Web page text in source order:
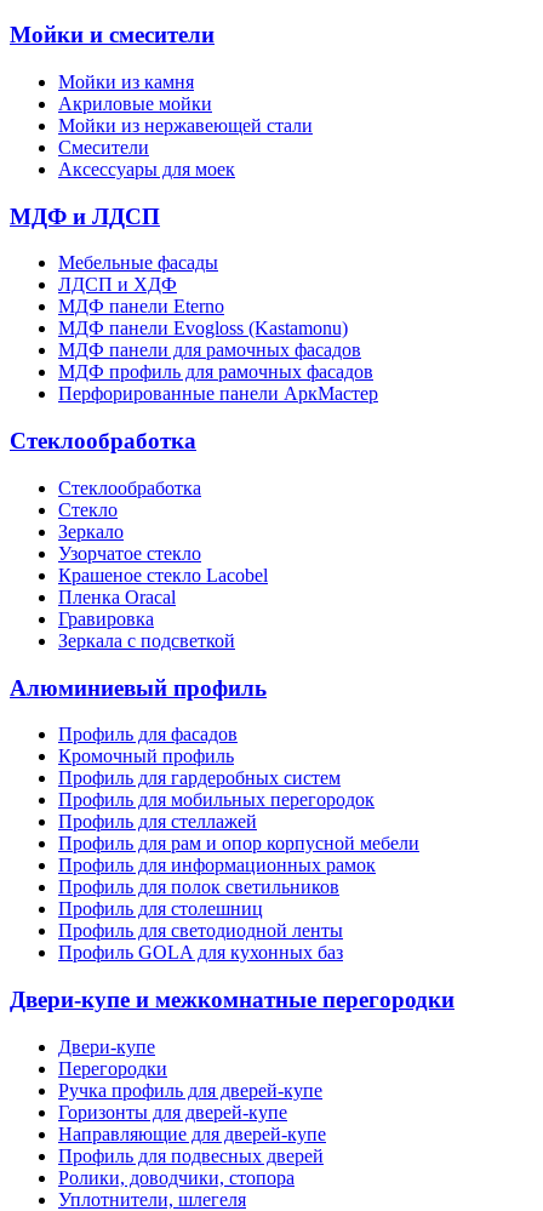
Мойки и смесители
Мойки из камня
Акриловые мойки
Мойки из нержавеющей стали
Смесители
Аксессуары для моек
МДФ и ЛДСП
Мебельные фасады
ЛДСП и ХДФ
МДФ панели Eterno
МДФ панели Evogloss (Kastamonu)
МДФ панели для рамочных фасадов
МДФ профиль для рамочных фасадов
Перфорированные панели АркМастер
Стеклообработка
Стеклообработка
Стекло
Зеркало
Узорчатое стекло
Крашеное стекло Lacobel
Пленка Oracal
Гравировка
Зеркала с подсветкой
Алюминиевый профиль
Профиль для фасадов
Кромочный профиль
Профиль для гардеробных систем
Профиль для мобильных перегородок
Профиль для стеллажей
Профиль для рам и опор корпусной мебели
Профиль для информационных рамок
Профиль для полок светильников
Профиль для столешниц
Профиль для светодиодной ленты
Профиль GOLA для кухонных баз
Двери-купе и межкомнатные перегородки
Двери-купе
Перегородки
Ручка профиль для дверей-купе
Горизонты для дверей-купе
Направляющие для дверей-купе
Профиль для подвесных дверей
Ролики, доводчики, стопора
Уплотнители, шлегеля